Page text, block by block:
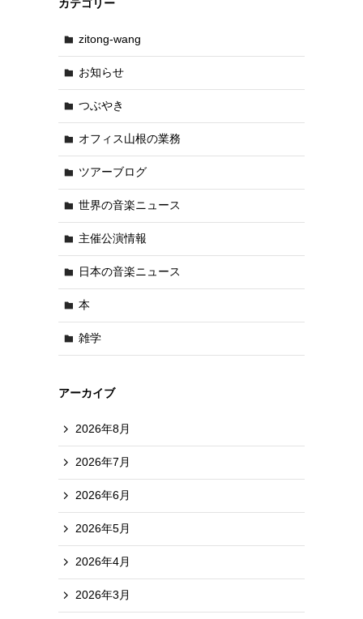
カテゴリー
zitong-wang
お知らせ
つぶやき
オフィス山根の業務
ツアーブログ
世界の音楽ニュース
主催公演情報
日本の音楽ニュース
本
雑学
アーカイブ
2026年8月
2026年7月
2026年6月
2026年5月
2026年4月
2026年3月